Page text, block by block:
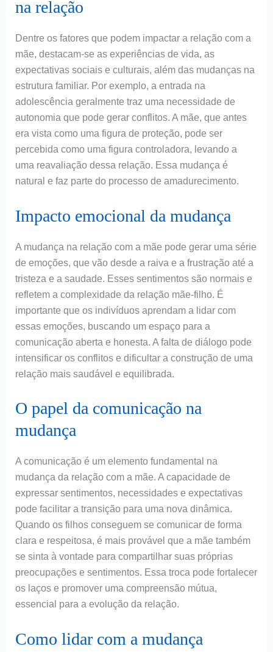
na relação
Dentre os fatores que podem impactar a relação com a
mãe, destacam-se as experiências de vida, as
expectativas sociais e culturais, além das mudanças na
estrutura familiar. Por exemplo, a entrada na
adolescência geralmente traz uma necessidade de
autonomia que pode gerar conflitos. A mãe, que antes
era vista como uma figura de proteção, pode ser
percebida como uma figura controladora, levando a
uma reavaliação dessa relação. Essa mudança é
natural e faz parte do processo de amadurecimento.
Impacto emocional da mudança
A mudança na relação com a mãe pode gerar uma série
de emoções, que vão desde a raiva e a frustração até a
tristeza e a saudade. Esses sentimentos são normais e
refletem a complexidade da relação mãe-filho. É
importante que os indivíduos aprendam a lidar com
essas emoções, buscando um espaço para a
comunicação aberta e honesta. A falta de diálogo pode
intensificar os conflitos e dificultar a construção de uma
relação mais saudável e equilibrada.
O papel da comunicação na
mudança
A comunicação é um elemento fundamental na
mudança da relação com a mãe. A capacidade de
expressar sentimentos, necessidades e expectativas
pode facilitar a transição para uma nova dinâmica.
Quando os filhos conseguem se comunicar de forma
clara e respeitosa, é mais provável que a mãe também
se sinta à vontade para compartilhar suas próprias
preocupações e sentimentos. Essa troca pode fortalecer
os laços e promover uma compreensão mútua,
essencial para a evolução da relação.
Como lidar com a mudança